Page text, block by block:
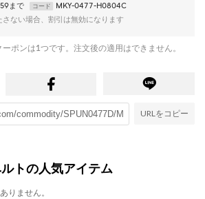
まで コード
MKY-0477-H0804C
ない場合、割引は無効になります
ポンは1つです。注文後の適用はできません。
URLをコピー
トの人気アイテム
りません。